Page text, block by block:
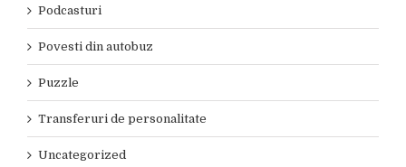
Podcasturi
Povesti din autobuz
Puzzle
Transferuri de personalitate
Uncategorized